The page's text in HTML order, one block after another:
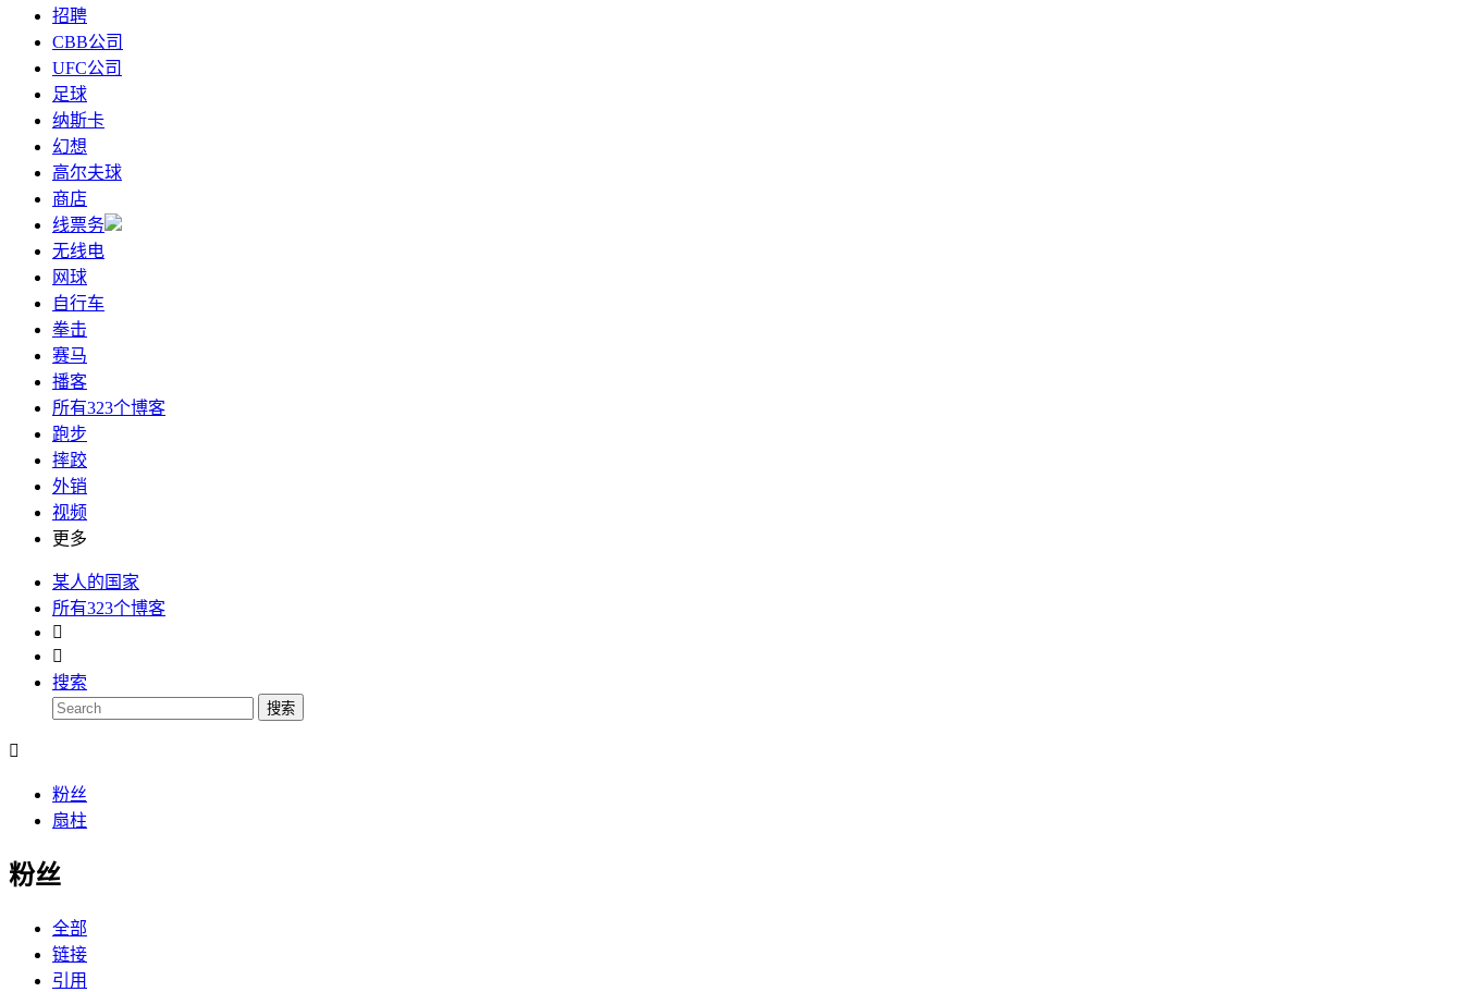
招聘
CBB公司
UFC公司
足球
纳斯卡
幻想
高尔夫球
商店
线票务
无线电
网球
自行车
拳击
赛马
播客
所有323个博客
跑步
摔跤
外销
视频
更多
某人的国家
所有323个博客


搜索
搜索

粉丝
扇柱
粉丝
全部
链接
引用